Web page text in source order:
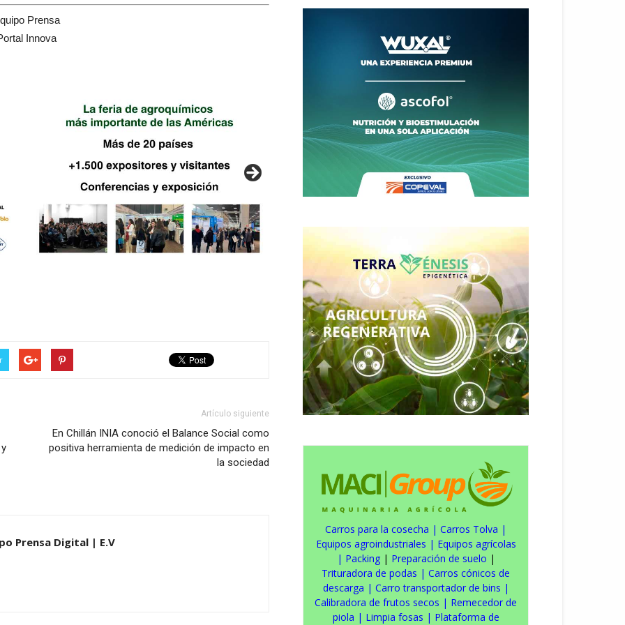
Prensa
Innova
Artículo siguiente
En Chillán INIA conoció el Balance Social como
positiva herramienta de medición de impacto en
la sociedad
Prensa Digital | E.V
Carros para la cosecha | Carros Tolva |
Equipos agroindustriales | Equipos agrícolas
| Packing| Preparación de suelo |
Trituradora de podas | Carros cónicos de
descarga | Carro transportador de bins |
Calibradora de frutos secos | Remecedor de
piola | Limpia fosas | Plataforma de